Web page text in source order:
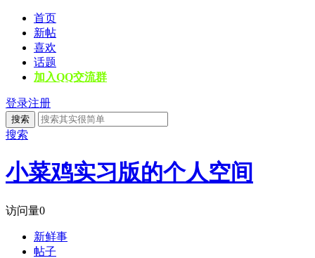
首页
新帖
喜欢
话题
加入QQ交流群
登录注册
搜索
搜索
小菜鸡实习版的个人空间
访问量0
新鲜事
帖子